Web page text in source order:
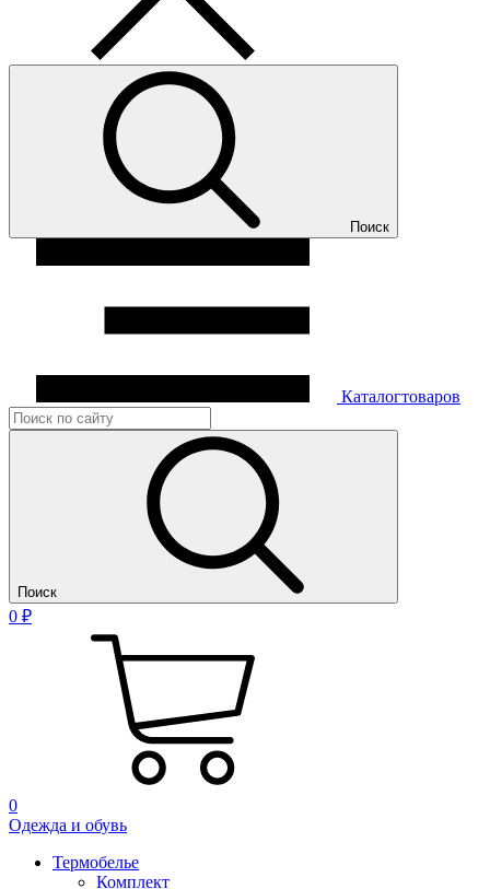
Поиск
Каталогтоваров
Поиск
0 ₽
0
Одежда и обувь
Термобелье
Комплект